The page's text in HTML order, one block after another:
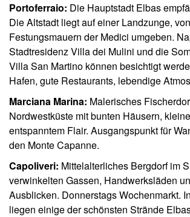
Portoferraio: Die Hauptstadt Elbas
Die Altstadt liegt auf einer Landzunge, von
Festungsmauern der Medici umgeben.
Stadtresidenz Villa dei Mulini und die
Villa San Martino können besichtigt
Hafen, gute Restaurants, lebendige
Marciana Marina: Malerisches
Nordwestküste mit bunten Häusern,
entspanntem Flair. Ausgangspunkt für
den Monte Capanne.
Capoliveri: Mittelalterliches Bergdorf im
verwinkelten Gassen, Handwerksläden
Ausblicken. Donnerstags Wochenmarkt.
liegen einige der schönsten Strände